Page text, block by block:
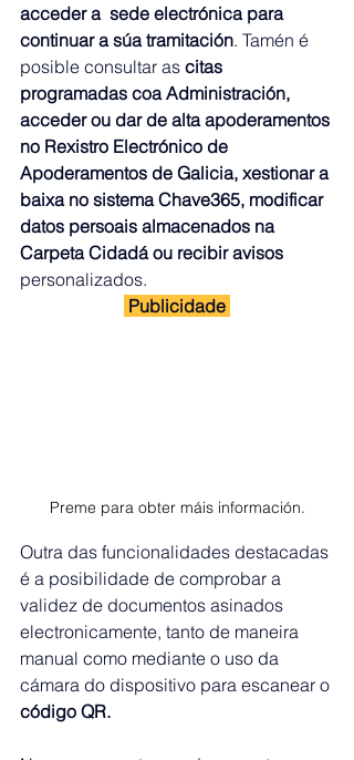
acceder a  sede electrónica para
continuar a súa tramitación. Tamén é
posible consultar as citas
programadas coa Administración,
acceder ou dar de alta apoderamentos
no Rexistro Electrónico de
Apoderamentos de Galicia, xestionar a
baixa no sistema Chave365, modificar
datos persoais almacenados na
Carpeta Cidadá ou recibir avisos
personalizados.
Publicidade
Preme para obter máis información.
Outra das funcionalidades destacadas
é a posibilidade de comprobar a
validez de documentos asinados
electronicamente, tanto de maneira
manual como mediante o uso da
cámara do dispositivo para escanear o
código QR.